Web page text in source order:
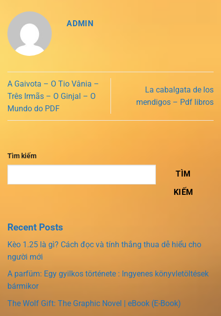
ADMIN
A Gaivota – O Tio Vânia –
Três Irmãs – O Ginjal – O
Mundo do PDF
La cabalgata de los
mendigos – Pdf libros
Tìm kiếm
TÌM
KIẾM
Recent Posts
Kèo 1.25 là gì? Cách đọc và tính thắng thua dễ hiểu cho
người mới
A parfüm: Egy gyilkos története : Ingyenes könyvletöltések
bármikor
The Wolf Gift: The Graphic Novel | eBook (E-Book)